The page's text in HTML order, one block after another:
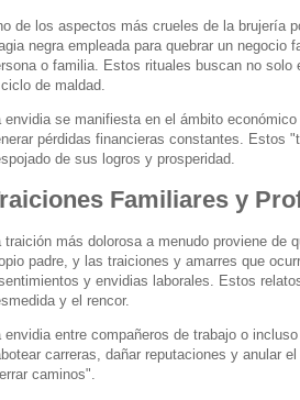
de los aspectos más crueles de la brujería
negra empleada para quebrar un
o familia. Estos rituales buscan no
de maldad.
envidia se manifiesta en el ámbito
pérdidas financieras constantes. Estos
de sus logros y prosperidad.
Familiares y
traición más dolorosa a menudo proviene de
padre, y las traiciones y amarres que
y envidias laborales. Estos
y el rencor.
envidia entre compañeros de trabajo o
carreras, dañar reputaciones y anular
caminos".